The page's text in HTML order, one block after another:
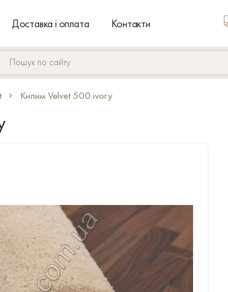
Доставка і оплата Контакти
Килим Velvet 500 ivory